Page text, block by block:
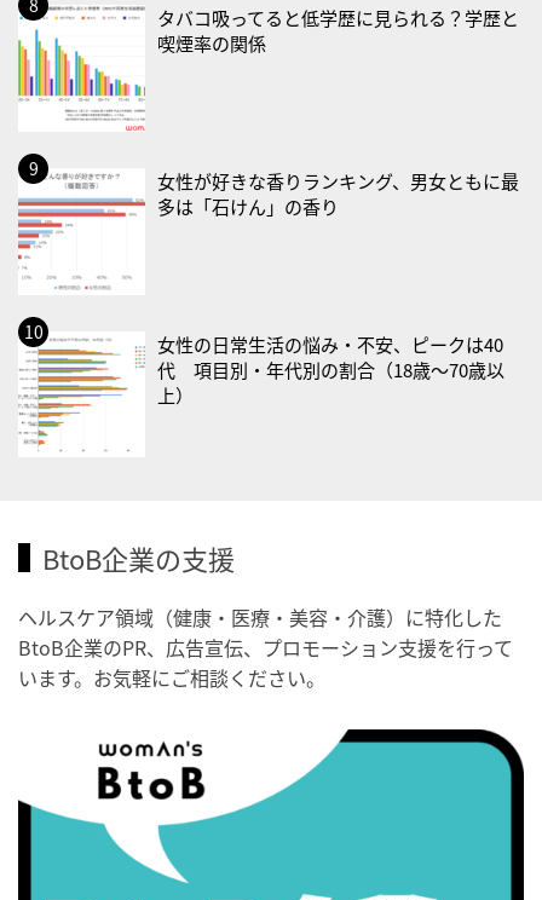
・健康増進普及月間
・歯ヂカラ探究月間
・職場の健康診断実施強化月間
・大腸がん検診の日
・防災の日
2026/09/02(水)
・がん征圧月間
・世界アルツハイマー月間
・歯ヂカラ探究月間
・職場の健康診断実施強化月間
2026/09/03(木)
・がん征圧月間
・歯ヂカラ探究月間
・秋の睡眠の日
2026/09/04(金)
・世界アルツハイマー月間
・健康増進普及月間
・歯ヂカラ探究月間
・職場の健康診断実施強化月間
・世界性の健康デー
タバコ吸ってると低学歴に見られる？学歴と
喫煙率の関係
女性が好きな香りランキング、男女ともに最
多は「石けん」の香り
女性の日常生活の悩み・不安、ピークは40
代 項目別・年代別の割合（18歳〜70歳以
上）
BtoB企業の支援
ヘルスケア領域（健康・医療・美容・介護）に特化した
BtoB企業のPR、広告宣伝、プロモーション支援を行って
います。お気軽にご相談ください。